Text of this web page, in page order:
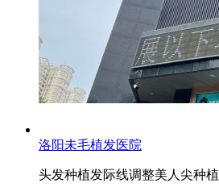
洛阳未毛植发医院
头发种植发际线调整美人尖种植